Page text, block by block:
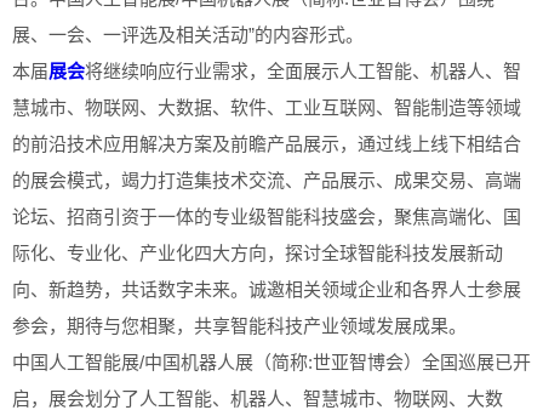
展、一会、一评选及相关活动”的内容形式。
本届展会将继续响应行业需求，全面展示人工智能、机器人、智
慧城市、物联网、大数据、软件、工业互联网、智能制造等领域
的前沿技术应用解决方案及前瞻产品展示，通过线上线下相结合
的展会模式，竭力打造集技术交流、产品展示、成果交易、高端
论坛、招商引资于一体的专业级智能科技盛会，聚焦高端化、国
际化、专业化、产业化四大方向，探讨全球智能科技发展新动
向、新趋势，共话数字未来。诚邀相关领域企业和各界人士参展
参会，期待与您相聚，共享智能科技产业领域发展成果。
中国人工智能展/中国机器人展（简称:世亚智博会）全国巡展已开
启，展会划分了人工智能、机器人、智慧城市、物联网、大数